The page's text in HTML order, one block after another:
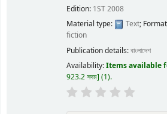
Edition: 1ST 2008
Material type:
Text;
fiction
Publication details:বাংলাদেশ
Availability:Items available
923.2 সদম (1).